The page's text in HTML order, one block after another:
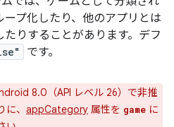
ープ化したり、他のアプリとは
たりすることがあります。デフ
です。
8.0（API レベル 26）で非推
、 appCategory 属性を game に